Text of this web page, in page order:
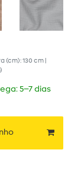
(cm): 130 cm |
)
5–7 dias